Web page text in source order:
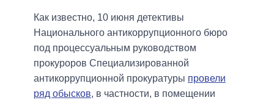
Как известно, 10 июня детективы
Национального антикоррупционного бюро
под процессуальным руководством
прокуроров Специализированной
антикоррупционной прокуратуры провели
ряд обысков, в частности, в помещении